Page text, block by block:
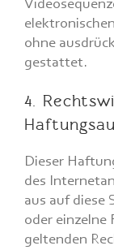
ohne
gestattet.
4.
Dieser
des
aus auf diese
oder einzelne
geltenden